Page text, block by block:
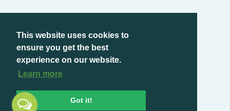
This website uses cookies to
ensure you get the best
experience on our website.
Learn more
Got it!